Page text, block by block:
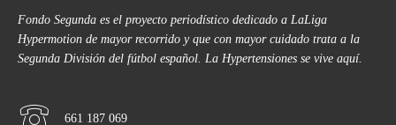
Fondo Segunda es el proyecto periodístico dedicado a LaLiga
Hypermotion de mayor recorrido y que con mayor cuidado trata a la
Segunda División del fútbol español. La Hypertensiones se vive aquí.
661 187 069